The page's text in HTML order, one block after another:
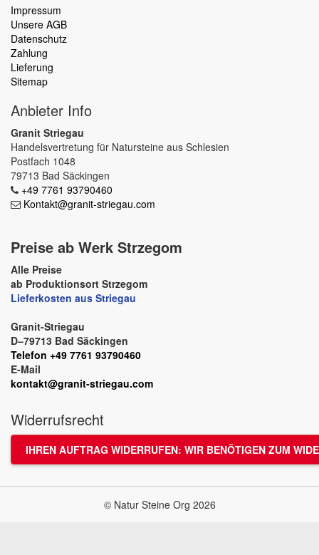
Impressum
Unsere AGB
Datenschutz
Zahlung
Lieferung
Sitemap
Anbieter Info
Granit Striegau
Handelsvertretung für Natursteine aus Schlesien
Postfach 1048
79713 Bad Säckingen
+49 7761 93790460
Kontakt@granit-striegau.com
Preise ab Werk Strzegom
Alle Preise
ab Produktionsort Strzegom
Lieferkosten aus Striegau
Granit-Striegau
D–79713 Bad Säckingen
Telefon +49 7761 93790460
E-Mail
kontakt@granit-striegau.com
Widerrufsrecht
IHREN AUFTRAG WIDERRUFEN: WIR BENÖTIGEN ZUM
© Natur Steine Org 2026